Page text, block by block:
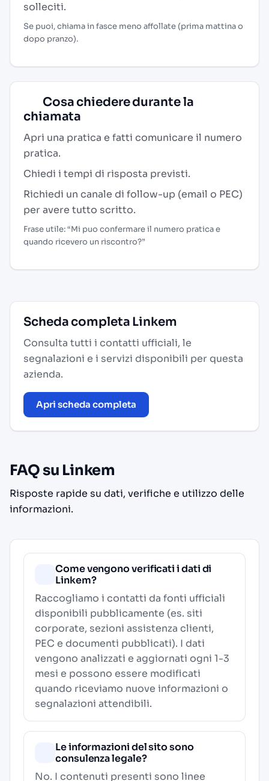
solleciti.
Se puoi, chiama in fasce meno affollate (prima mattina o
dopo pranzo).
Cosa chiedere durante la
chiamata
Apri una pratica e fatti comunicare il numero
pratica.
Chiedi i tempi di risposta previsti.
Richiedi un canale di follow-up (email o PEC)
per avere tutto scritto.
Frase utile: “Mi puo confermare il numero pratica e
quando ricevero un riscontro?”
Scheda completa Linkem
Consulta tutti i contatti ufficiali, le
segnalazioni e i servizi disponibili per questa
azienda.
Apri scheda completa
FAQ su Linkem
Risposte rapide su dati, verifiche e utilizzo delle
informazioni.
Come vengono verificati i dati di
Linkem?
Raccogliamo i contatti da fonti ufficiali
disponibili pubblicamente (es. siti
corporate, sezioni assistenza clienti,
PEC e documenti pubblicati). I dati
vengono analizzati e aggiornati ogni 1-3
mesi e possono essere modificati
quando riceviamo nuove informazioni o
segnalazioni attendibili.
Le informazioni del sito sono
consulenza legale?
No. I contenuti presenti sono linee